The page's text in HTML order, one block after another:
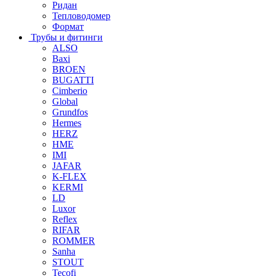
Ридан
Тепловодомер
Формат
Трубы и фитинги
ALSO
Baxi
BROEN
BUGATTI
Cimberio
Global
Grundfos
Hermes
HERZ
HME
IMI
JAFAR
K-FLEX
KERMI
LD
Luxor
Reflex
RIFAR
ROMMER
Sanha
STOUT
Tecofi